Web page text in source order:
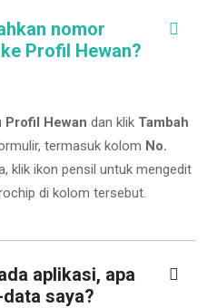
nomor
Profil Hewan?
Profil Hewan dan klik Tambah
termasuk kolom No.
klik ikon pensil untuk mengedit
di kolom tersebut.
aplikasi, apa
saya?